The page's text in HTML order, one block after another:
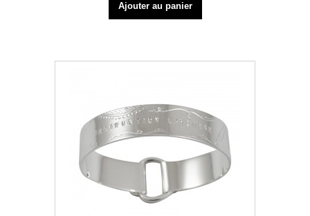
Ajouter au panier